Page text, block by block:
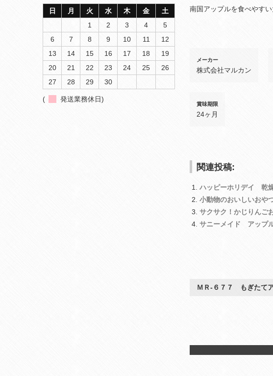
南国アップルを食べやす
メーカー
株式会社マルカン
賞味期限
24ヶ月
関連投稿:
ハッピーホリデイ 乾
小動物のおいしいお
サクサク！かじりんご
サニーメイド アップ
ＭＲ‐６７７ もぎたて
日
月 火 水 木 金
土
1
2 3 4
5
6
7 8 9 10 11
12
13
14 15 16 17 18
19
20
21 22 23 24 25
26
27
28 29 30
( 発送業務休日)